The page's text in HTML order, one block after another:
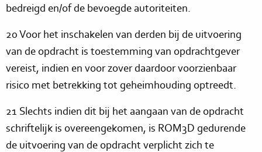
bedreigd en/of de bevoegde autoriteiten.
20 Voor het inschakelen van derden bij de uitvoering
van de opdracht is toestemming van opdrachtgever
vereist, indien en voor zover daardoor voorzienbaar
risico met betrekking tot geheimhouding optreedt.
21 Slechts indien dit bij het aangaan van de opdracht
schriftelijk is overeengekomen, is ROM3D gedurende
de uitvoering van de opdracht verplicht zich te